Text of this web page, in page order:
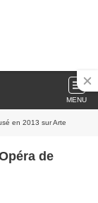
MENU
en 2013 sur Arte
de